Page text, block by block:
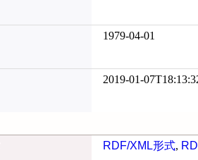
1979-04-01
2019-01-
RDF/XML形式,